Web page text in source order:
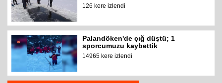
126 kere izlendi
Palandöken'de çığ düştü; 1
sporcumuzu kaybettik
14965 kere izlendi